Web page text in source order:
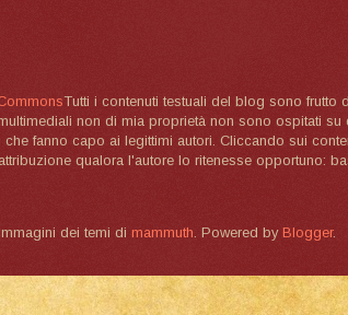
Tutti i contenuti testuali del blog sono frutto
non di mia proprietà non sono ospitati
fanno capo ai legittimi autori. Cliccando sui
qualora l'autore lo ritenesse opportuno:
dei temi di mammuth. Powered by Blogger.